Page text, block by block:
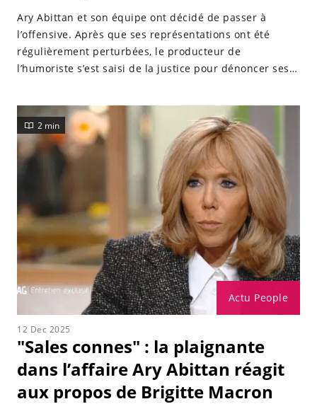
Ary Abittan et son équipe ont décidé de passer à
l’offensive. Après que ses représentations ont été
régulièrement perturbées, le producteur de
l’humoriste s’est saisi de la justice pour dénoncer ses
Actu People
2 min
12 Dec 2025
"Sales connes" : la plaignante
dans l’affaire Ary Abittan réagit
aux propos de Brigitte Macron